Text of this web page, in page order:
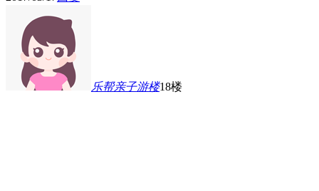
乐帮亲子游楼18楼